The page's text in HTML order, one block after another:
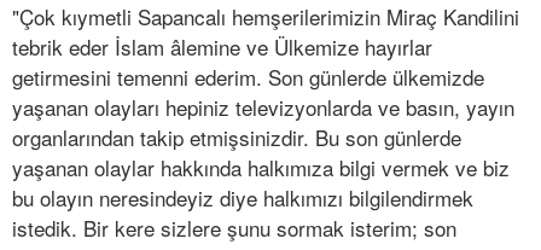
"Çok kıymetli Sapancalı hemşerilerimizin Miraç Kandilini
tebrik eder İslam âlemine ve Ülkemize hayırlar
getirmesini temenni ederim. Son günlerde ülkemizde
yaşanan olayları hepiniz televizyonlarda ve basın, yayın
organlarından takip etmişsinizdir. Bu son günlerde
yaşanan olaylar hakkında halkımıza bilgi vermek ve biz
bu olayın neresindeyiz diye halkımızı bilgilendirmek
istedik. Bir kere sizlere şunu sormak isterim; son